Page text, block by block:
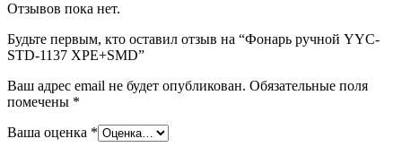
Отзывов пока нет.
Будьте первым, кто оставил отзыв на “Фонарь ручной YYC-
STD-1137 XPE+SMD”
Ваш адрес email не будет опубликован. Обязательные поля
помечены *
Ваша оценка *